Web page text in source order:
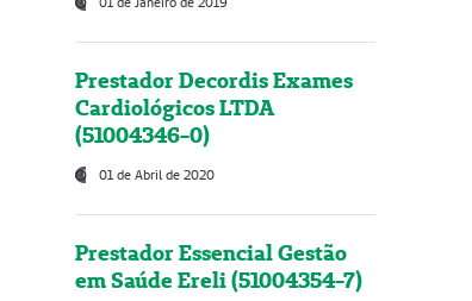
Prestador Decordis Exames
Cardiológicos LTDA
(51004346-0)
01 de Abril de 2020
Prestador Essencial Gestão
em Saúde Ereli (51004354-7)